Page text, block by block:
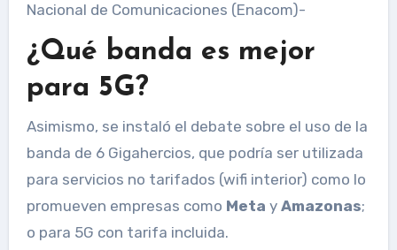
Nacional de Comunicaciones (Enacom)-
¿Qué banda es mejor
para 5G?
Asimismo, se instaló el debate sobre el uso de la
banda de 6 Gigahercios, que podría ser utilizada
para servicios no tarifados (wifi interior) como lo
promueven empresas como Meta y Amazonas;
o para 5G con tarifa incluida.